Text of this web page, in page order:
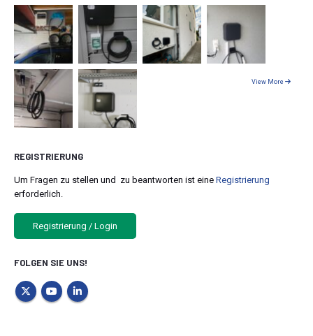
View More
REGISTRIERUNG
Um Fragen zu stellen und zu beantworten ist eine Registrierung
erforderlich.
Registrierung / Login
FOLGEN SIE UNS!